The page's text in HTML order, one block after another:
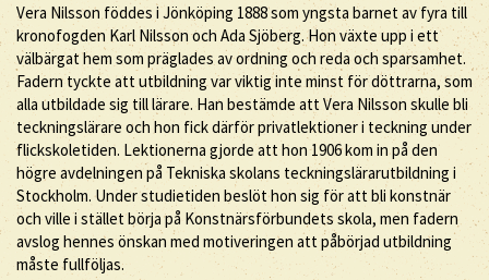
Vera Nilsson föddes i Jönköping 1888 som yngsta barnet av fyra till
kronofogden Karl Nilsson och Ada Sjöberg. Hon växte upp i ett
välbärgat hem som präglades av ordning och reda och sparsamhet.
Fadern tyckte att utbildning var viktig inte minst för döttrarna, som
alla utbildade sig till lärare. Han bestämde att Vera Nilsson skulle bli
teckningslärare och hon fick därför privatlektioner i teckning under
flickskoletiden. Lektionerna gjorde att hon 1906 kom in på den
högre avdelningen på Tekniska skolans teckningslärarutbildning i
Stockholm. Under studietiden beslöt hon sig för att bli konstnär
och ville i stället börja på Konstnärsförbundets skola, men fadern
avslog hennes önskan med motiveringen att påbörjad utbildning
måste fullföljas.